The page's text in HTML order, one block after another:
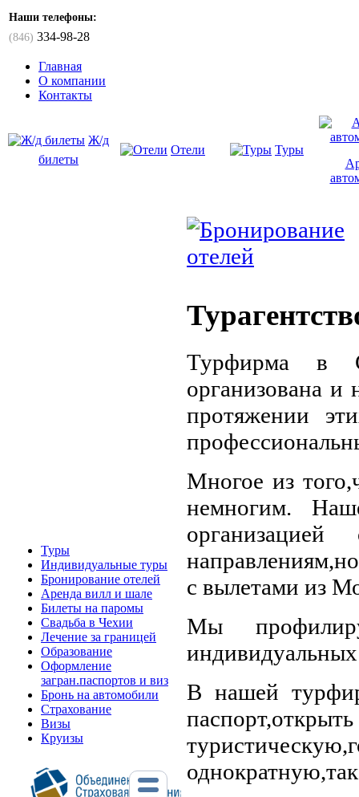
Наши телефоны:
(846) 334-98-28
Главная
О компании
Контакты
Ж/д
билеты
Отели
Туры
Туры
Индивидуальные туры
Бронирование отелей
Аренда вилл и шале
Билеты на паромы
Свадьба в Чехии
Лечение за границей
Образование
Оформление
загран.паспортов и виз
Бронь на автомобили
Страхование
Визы
Круизы
Турфирма в
организована и
протяжении
Многое из
немногим.
с вылетами из
Мы
В нашей